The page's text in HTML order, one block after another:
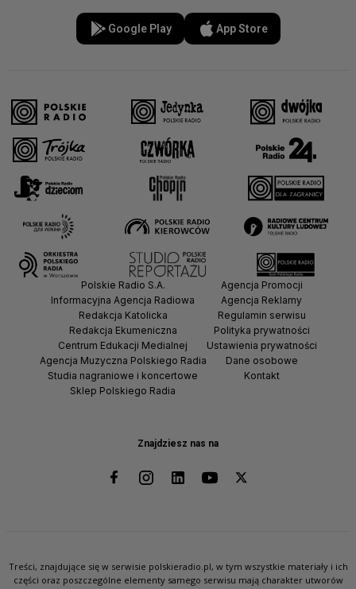
Google Play App Store
Znajdziesz nas na
Polskie Radio S.A.
Informacyjna Agencja Radiowa
Redakcja Katolicka
Redakcja Ekumeniczna
Centrum Edukacji Medialnej
Agencja Muzyczna Polskiego Radia
Studia nagraniowe i koncertowe
Sklep Polskiego Radia
Agencja Promocji
Agencja Reklamy
Regulamin serwisu
Polityka prywatności
Ustawienia prywatności
Dane osobowe
Kontakt
Treści, znajdujące się w serwisie polskieradio.pl, w tym wszystkie materiały i ich
części oraz poszczególne elementy samego serwisu mają charakter utworów